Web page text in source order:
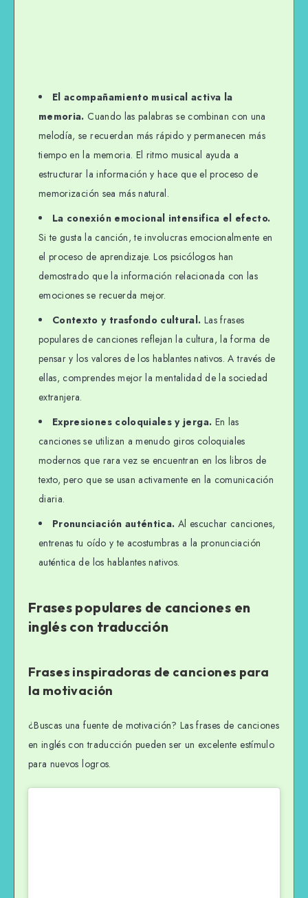
El acompañamiento musical activa la
memoria. Cuando las palabras se combinan con una
melodía, se recuerdan más rápido y permanecen más
tiempo en la memoria. El ritmo musical ayuda a
estructurar la información y hace que el proceso de
memorización sea más natural.
La conexión emocional intensifica el efecto.
Si te gusta la canción, te involucras emocionalmente en
el proceso de aprendizaje. Los psicólogos han
demostrado que la información relacionada con las
emociones se recuerda mejor.
Contexto y trasfondo cultural. Las frases
populares de canciones reflejan la cultura, la forma de
pensar y los valores de los hablantes nativos. A través de
ellas, comprendes mejor la mentalidad de la sociedad
extranjera.
Expresiones coloquiales y jerga. En las
canciones se utilizan a menudo giros coloquiales
modernos que rara vez se encuentran en los libros de
texto, pero que se usan activamente en la comunicación
diaria.
Pronunciación auténtica. Al escuchar canciones,
entrenas tu oído y te acostumbras a la pronunciación
auténtica de los hablantes nativos.
Frases populares de canciones en
inglés con traducción
Frases inspiradoras de canciones para
la motivación
¿Buscas una fuente de motivación? Las frases de canciones
en inglés con traducción pueden ser un excelente estímulo
para nuevos logros.